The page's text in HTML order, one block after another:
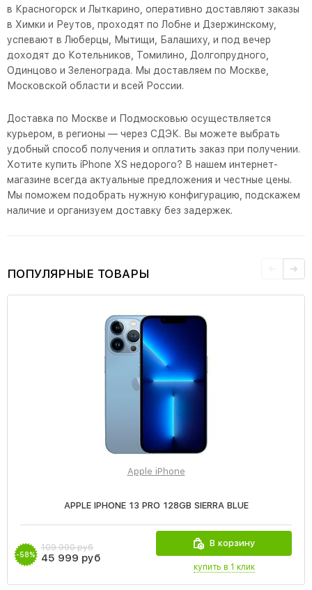
в Красногорск и Лыткарино, оперативно доставляют заказы
в Химки и Реутов, проходят по Лобне и Дзержинскому,
успевают в Люберцы, Мытищи, Балашиху, и под вечер
доходят до Котельников, Томилино, Долгопрудного,
Одинцово и Зеленограда. Мы доставляем по Москве,
Московской области и всей России.
Доставка по Москве и Подмосковью осуществляется
курьером, в регионы — через СДЭК. Вы можете выбрать
удобный способ получения и оплатить заказ при получении.
Хотите купить iPhone XS недорого? В нашем интернет-
магазине всегда актуальные предложения и честные цены.
Мы поможем подобрать нужную конфигурацию, подскажем
наличие и организуем доставку без задержек.
ПОПУЛЯРНЫЕ ТОВАРЫ
Apple iPhone
APPLE IPHONE 13 PRO 128GB SIERRA BLUE
-58%
109 990 руб
45 999 руб
В корзину
купить в 1 клик